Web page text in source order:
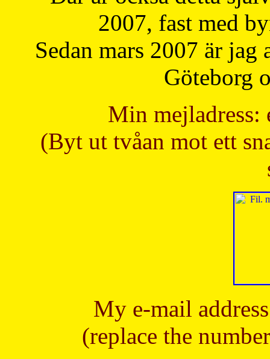
2007, fast med
Sedan mars 2007 är
Göteborg
Min mejladress:
(Byt ut tvåan mot ett
My e-mail
(replace the